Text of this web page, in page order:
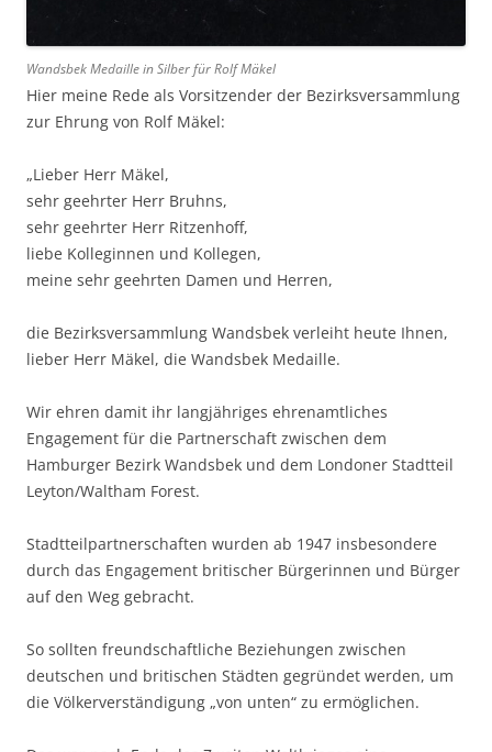
Wandsbek Medaille in Silber für Rolf Mäkel
Hier meine Rede als Vorsitzender der Bezirksversammlung
zur Ehrung von Rolf Mäkel:
„Lieber Herr Mäkel,
sehr geehrter Herr Bruhns,
sehr geehrter Herr Ritzenhoff,
liebe Kolleginnen und Kollegen,
meine sehr geehrten Damen und Herren,
die Bezirksversammlung Wandsbek verleiht heute Ihnen,
lieber Herr Mäkel, die Wandsbek Medaille.
Wir ehren damit ihr langjähriges ehrenamtliches
Engagement für die Partnerschaft zwischen dem
Hamburger Bezirk Wandsbek und dem Londoner Stadtteil
Leyton/Waltham Forest.
Stadtteilpartnerschaften wurden ab 1947 insbesondere
durch das Engagement britischer Bürgerinnen und Bürger
auf den Weg gebracht.
So sollten freundschaftliche Beziehungen zwischen
deutschen und britischen Städten gegründet werden, um
die Völkerverständigung „von unten“ zu ermöglichen.